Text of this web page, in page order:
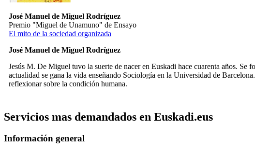
José Manuel de Miguel Rodríguez
Premio "Miguel de Unamuno" de Ensayo
El mito de la sociedad organizada
José Manuel de Miguel Rodríguez
Jesús M. De Miguel tuvo la suerte de nacer en Euskadi hace cuarenta años.
actualidad se gana la vida enseñando Sociología en la Universidad de
reflexionar sobre la condición humana.
Servicios mas demandados en Euskadi.eus
Información general